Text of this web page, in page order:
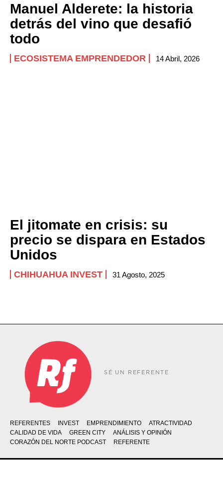
Manuel Alderete: la historia
detrás del vino que desafió
todo
ECOSISTEMA EMPRENDEDOR 14 Abril, 2026
El jitomate en crisis: su
precio se dispara en Estados
Unidos
CHIHUAHUA INVEST 31 Agosto, 2025
SÉ UN REFERENTE
REFERENTES INVEST EMPRENDIMIENTO
ATRACTIVIDAD
CALIDAD DE VIDA
GREEN CITY
ANÁLISIS Y OPINIÓN
CORAZÓN DEL NORTE PODCAST
REFERENTE